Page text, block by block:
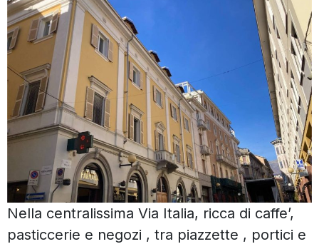
Nella centralissima Via Italia, ricca di caffe’,
pasticcerie e negozi , tra piazzette , portici e